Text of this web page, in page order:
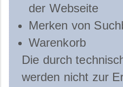
der Webseite
Merken von
Warenkorb
Die durch
werden nicht zur